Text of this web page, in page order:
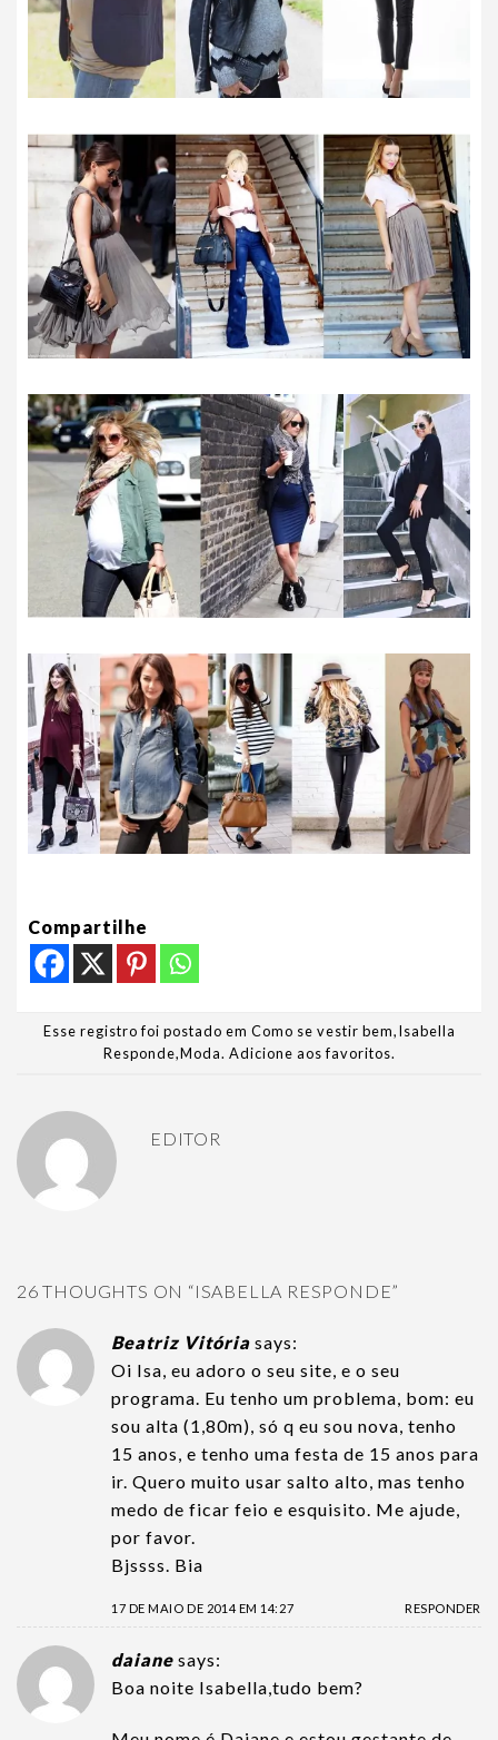
Compartilhe
Esse registro foi postado em Como se vestir bem,Isabella
Responde,Moda. Adicione aos favoritos.
EDITOR
26 THOUGHTS ON “ISABELLA RESPONDE”
Beatriz Vitória says:
Oi Isa, eu adoro o seu site, e o seu
programa. Eu tenho um problema, bom: eu
sou alta (1,80m), só q eu sou nova, tenho
15 anos, e tenho uma festa de 15 anos para
ir. Quero muito usar salto alto, mas tenho
medo de ficar feio e esquisito. Me ajude,
por favor.
Bjssss. Bia
17 DE MAIO DE 2014 EM 14:27 RESPONDER
daiane says:
Boa noite Isabella,tudo bem?